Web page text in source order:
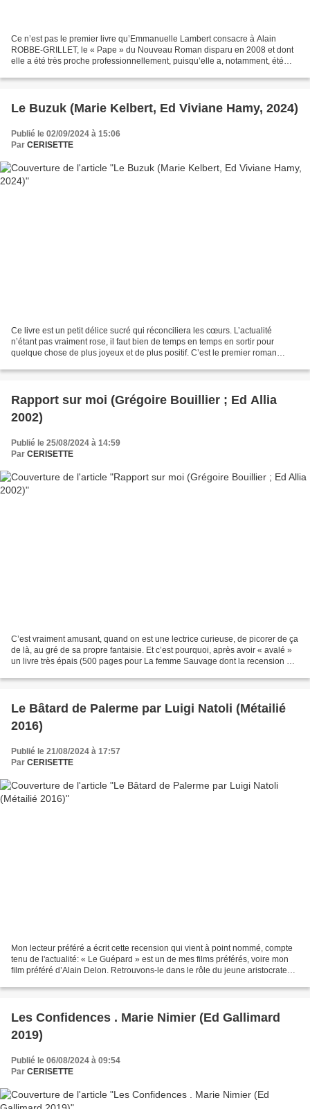
Ce n’est pas le premier livre qu’Emmanuelle Lambert consacre à Alain
ROBBE-GRILLET, le « Pape » du Nouveau Roman disparu en 2008 et dont
elle a été très proche professionnellement, puisqu’elle a, notamment, été
Le Buzuk (Marie Kelbert, Ed Viviane Hamy, 2024)
Publié le 02/09/2024 à 15:06
Par CERISETTE
Ce livre est un petit délice sucré qui réconciliera les cœurs. L’actualité
n’étant pas vraiment rose, il faut bien de temps en temps en sortir pour
quelque chose de plus joyeux et de plus positif. C’est le premier roman
Rapport sur moi (Grégoire Bouillier ; Ed Allia
2002)
Publié le 25/08/2024 à 14:59
Par CERISETTE
C’est vraiment amusant, quand on est une lectrice curieuse, de picorer de ça
de là, au gré de sa propre fantaisie. Et c’est pourquoi, après avoir « avalé »
un livre très épais (500 pages pour La femme Sauvage dont la recension est
Le Bâtard de Palerme par Luigi Natoli (Métailié
2016)
Publié le 21/08/2024 à 17:57
Par CERISETTE
Mon lecteur préféré a écrit cette recension qui vient à point nommé, compte
tenu de l'actualité: « Le Guépard » est un de mes films préférés, voire mon
film préféré d’Alain Delon. Retrouvons-le dans le rôle du jeune aristocrate
Les Confidences . Marie Nimier (Ed Gallimard
2019)
Publié le 06/08/2024 à 09:54
Par CERISETTE